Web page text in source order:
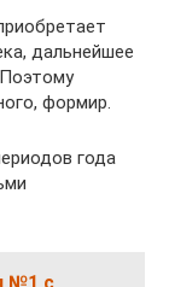
дальнейшее
формир.
года